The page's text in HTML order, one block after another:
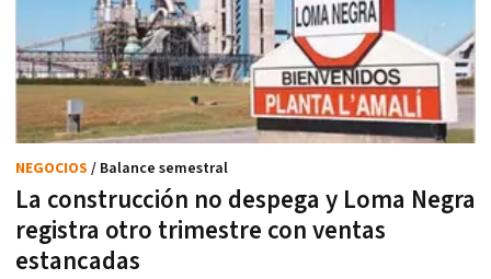
La construcción no despega y Loma Negra
registra otro trimestre con ventas
estancadas
NEGOCIOS / Balance semestral